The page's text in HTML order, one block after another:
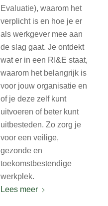
Evaluatie), waarom het
verplicht is en hoe je er
als werkgever mee aan
de slag gaat. Je ontdekt
wat er in een RI&E staat,
waarom het belangrijk is
voor jouw organisatie en
of je deze zelf kunt
uitvoeren of beter kunt
uitbesteden. Zo zorg je
voor een veilige,
gezonde en
toekomstbestendige
werkplek.
Lees meer